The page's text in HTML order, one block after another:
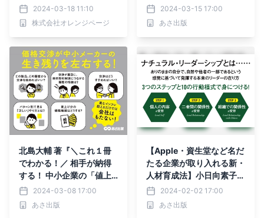
み『「好き」を仕事にする
生き方』3/18発売
2024-03-18 11:10
株式会社オレンジページ
がせたい」と思ったとき読
む本』2024年3月18日刊
行
2024-03-15 17:00
あさ出版
北島大輔 著『＼これ１冊
でわかる！／ 相手が納得
する！ 中小企業の「値上
げ」入門』2024年3月12
日刊行
2024-03-08 17:00
あさ出版
【Apple・資生堂など名だ
たる企業が取り入れる新・
人材育成法】小日向素子
著『ナチュラル・リーダー
シップの教科書』2024年
2月7日刊行
2024-02-02 17:00
あさ出版